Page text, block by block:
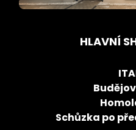
HLAVNÍ
Schůzka po